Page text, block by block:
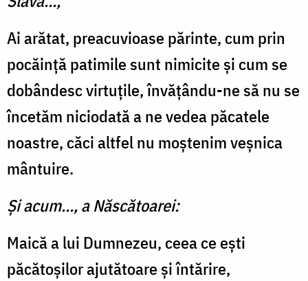
Ai arătat, preacuvioase părinte, cum prin
pocăință patimile sunt nimicite și cum se
dobândesc virtuțile, învățându-ne să nu se
încetăm niciodată a ne vedea păcatele
noastre, căci altfel nu moștenim veșnica
mântuire.
Și acum…, a Născătoarei:
Maică a lui Dumnezeu, ceea ce ești
păcătoșilor ajutătoare și întărire,